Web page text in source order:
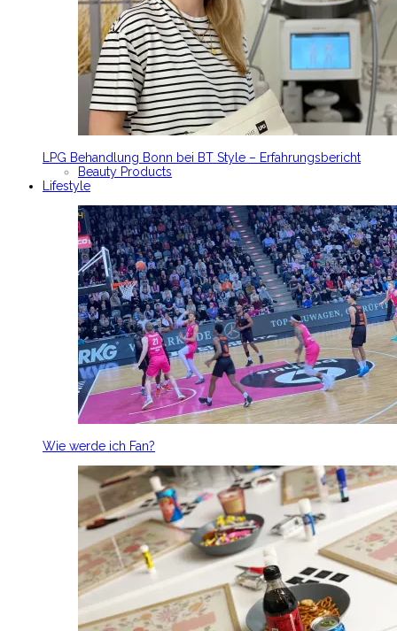
LPG Behandlung Bonn bei BT Style – Erfahrungsbericht
Beauty Products
Lifestyle
Wie werde ich Fan?